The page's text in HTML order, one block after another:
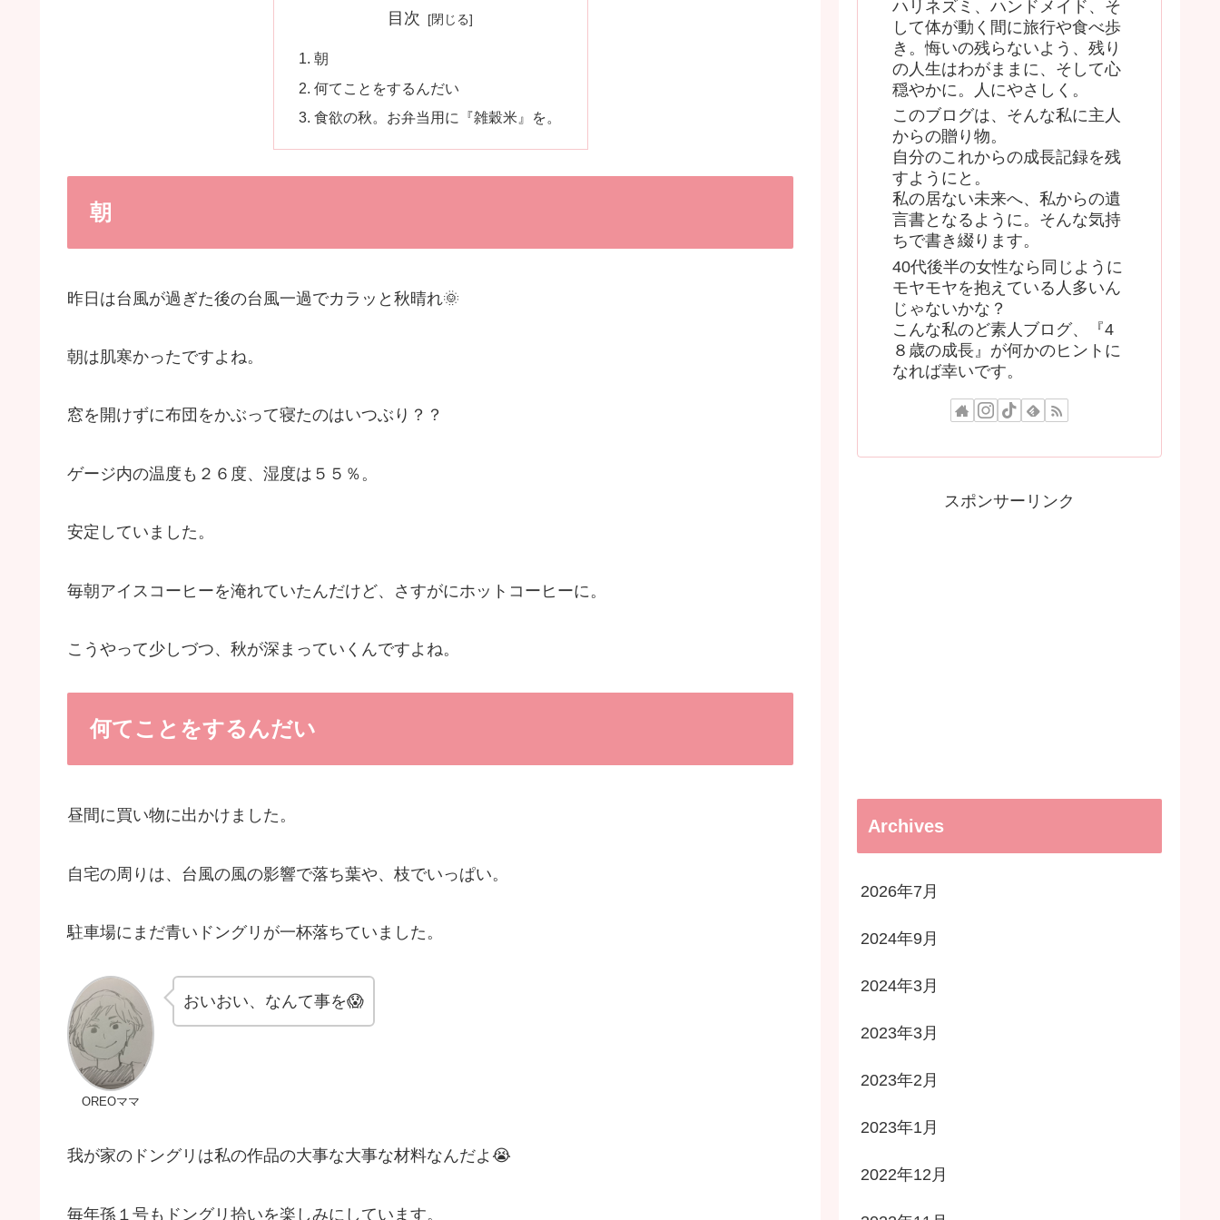
目次
朝
何てことをするんだい
食欲の秋。お弁当用に『雑穀米』を。
朝
昨日は台風が過ぎた後の台風一過でカラッと秋晴れ🌞
朝は肌寒かったですよね。
窓を開けずに布団をかぶって寝たのはいつぶり？？
ゲージ内の温度も２６度、湿度は５５％。
安定していました。
毎朝アイスコーヒーを淹れていたんだけど、さすがにホットコーヒーに。
こうやって少しづつ、秋が深まっていくんですよね。
何てことをするんだい
昼間に買い物に出かけました。
自宅の周りは、台風の風の影響で落ち葉や、枝でいっぱい。
駐車場にまだ青いドングリが一杯落ちていました。
OREOママ
おいおい、なんて事を😱
我が家のドングリは私の作品の大事な大事な材料なんだよ😭
毎年孫１号もドングリ拾いを楽しみにしています。
ハリネズミ、ハンドメイド、そ
して体が動く間に旅行や食べ歩
き。悔いの残らないよう、残り
の人生はわがままに、そして心
穏やかに。人にやさしく。
このブログは、そんな私に主人
からの贈り物。
自分のこれからの成長記録を残
すようにと。
私の居ない未来へ、私からの遺
言書となるように。そんな気持
ちで書き綴ります。
40代後半の女性なら同じように
モヤモヤを抱えている人多いん
じゃないかな？
こんな私のど素人ブログ、『4
８歳の成長』が何かのヒントに
なれば幸いです。
スポンサーリンク
Archives
2026年7月
2024年9月
2024年3月
2023年3月
2023年2月
2023年1月
2022年12月